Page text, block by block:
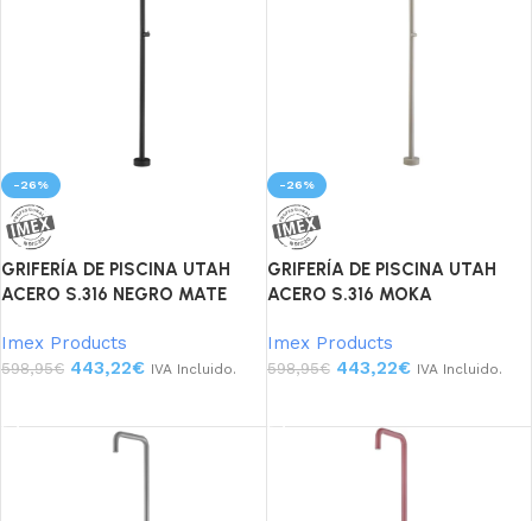
-26%
GRIFERÍA DE PISCINA UTAH
ACERO S.316 NEGRO MATE
Imex Products
598,95€ 443,22€ IVA Incluido.
-26%
GRIFERÍA DE PISCINA UTAH
ACERO S.316 MOKA
Imex Products
598,95€ 443,22€ IVA Incluido.